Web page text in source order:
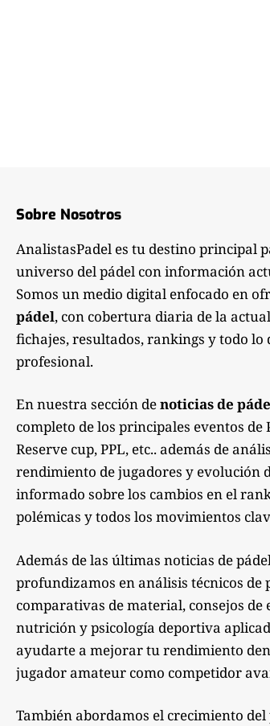
Sobre Nosotros
AnalistasPadel es tu destino principal
universo del pádel con información
Somos un medio digital enfocado en
pádel, con cobertura diaria de la
fichajes, resultados, rankings y todo lo
profesional.
En nuestra sección denoticias de
completo de los principales eventos de
Reserve cup, PPL, etc.. además de
rendimiento de jugadores y evolución
informado sobre los cambios en el
polémicas y todos los movimientos
Además de las últimas noticias de
profundizamos en análisis técnicos de
comparativas de material, consejos
nutrición y psicología deportiva
ayudarte a mejorar tu rendimiento
jugador amateur como competidor
También abordamos el crecimiento